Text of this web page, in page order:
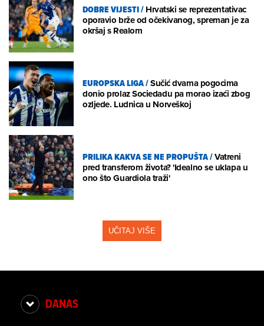
DOBRE VIJESTI/Hrvatski se reprezentativac
oporavio brže od očekivanog, spreman je za
okršaj s Realom
EUROPSKA LIGA/Sučić dvama pogocima
donio prolaz Sociedadu pa morao izaći zbog
ozljede. Ludnica u Norveškoj
PRILIKA KAKVA SE NE PROPUŠTA/Vatreni
pred transferom života? 'Idealno se uklapa u
ono što Guardiola traži'
UČITAJ VIŠE
DANAS